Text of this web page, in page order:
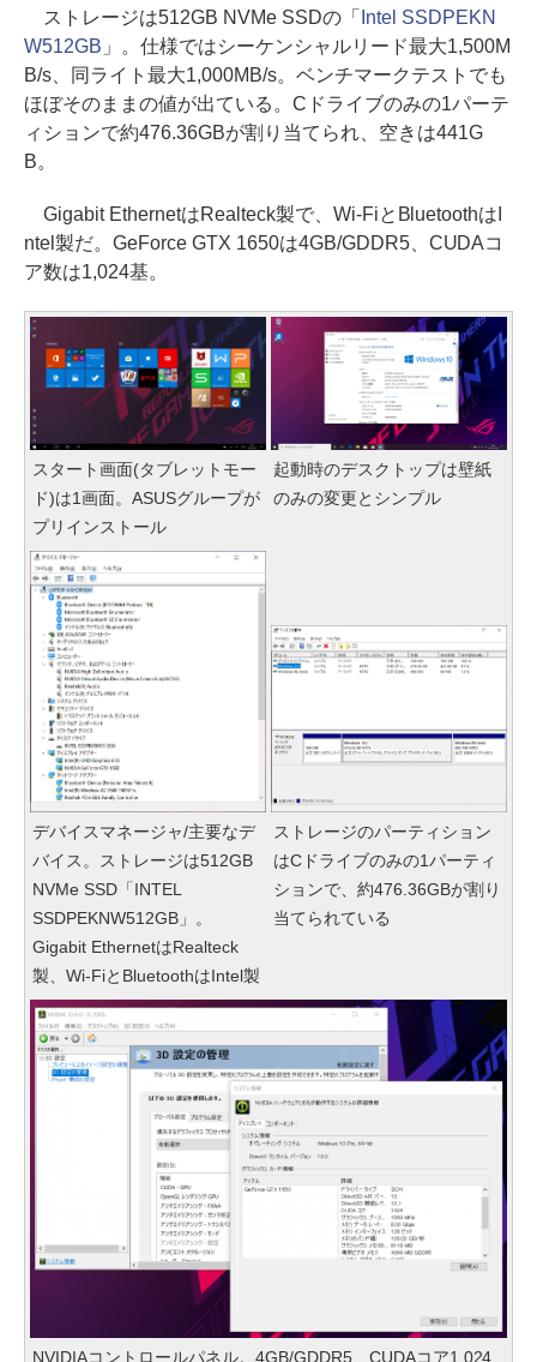
ストレージは512GB NVMe SSDの「
Intel SSDPEKN
W512GB 」。仕様ではシーケンシャルリード最大1,500M
B/s、同ライト最大1,000MB/s。ベンチマークテストでも
ほぼそのままの値が出ている。Cドライブのみの1パーテ
ィションで約476.36GBが割り当てられ、空きは441G
B。
Gigabit EthernetはRealteck製で、Wi-FiとBluetoothはI
ntel製だ。GeForce GTX 1650は4GB/GDDR5、CUDAコ
ア数は1,024基。
スタート画面(タブレットモー
ド)は1画面。ASUSグループが
プリインストール
起動時のデスクトップは壁紙
のみの変更とシンプル
デバイスマネージャ/主要なデ
バイス。ストレージは512GB
NVMe SSD「INTEL
SSDPEKNW512GB」。
Gigabit EthernetはRealteck
製、Wi-FiとBluetoothはIntel製
ストレージのパーティション
はCドライブのみの1パーティ
ションで、約476.36GBが割り
当てられている
NVIDIAコントロールパネル。4GB/GDDR5、CUDAコア1,024